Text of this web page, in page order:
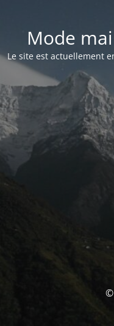
Mode
Le site est actuellement
©